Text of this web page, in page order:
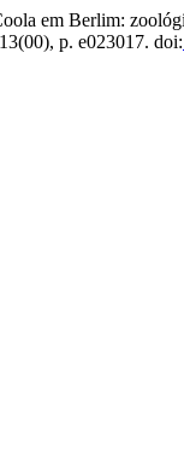
em Berlim:
p. e023017. doi: